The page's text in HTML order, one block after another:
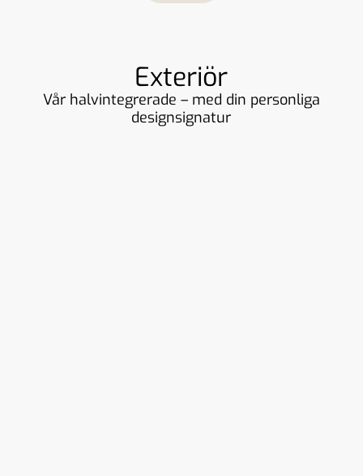
Exteriör
Vår halvintegrerade – med din personliga
designsignatur